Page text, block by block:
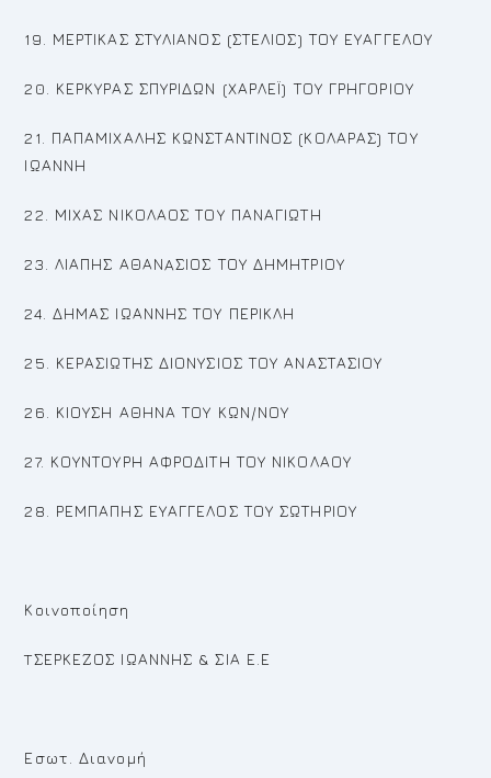
19. ΜΕΡΤΙΚΑΣ ΣΤΥΛΙΑΝΟΣ (ΣΤΕΛΙΟΣ) ΤΟΥ ΕΥΑΓΓΕΛΟΥ
20. ΚΕΡΚΥΡΑΣ ΣΠΥΡΙΔΩΝ (ΧΑΡΛΕΪ) ΤΟΥ ΓΡΗΓΟΡΙΟΥ
21. ΠΑΠΑΜΙΧΑΛΗΣ ΚΩΝΣΤΑΝΤΙΝΟΣ (ΚΟΛΑΡΑΣ) ΤΟΥ
ΙΩΑΝΝΗ
22. ΜΙΧΑΣ ΝΙΚΟΛΑΟΣ ΤΟΥ ΠΑΝΑΓΙΩΤΗ
23. ΛΙΑΠΗΣ ΑΘΑΝAΣΙΟΣ ΤΟΥ ΔΗΜΗΤΡΙΟΥ
24. ΔΗΜΑΣ ΙΩΑΝΝΗΣ ΤΟΥ ΠΕΡΙΚΛΗ
25. ΚΕΡΑΣΙΩΤΗΣ ΔΙΟΝΥΣΙΟΣ ΤΟΥ ΑΝΑΣΤΑΣΙΟΥ
26. ΚΙΟΥΣΗ ΑΘΗΝΑ ΤΟΥ ΚΩΝ/ΝΟΥ
27. ΚΟΥΝΤΟΥΡΗ ΑΦΡΟΔΙΤΗ ΤΟΥ ΝΙΚΟΛΑΟΥ
28. ΡΕΜΠΑΠΗΣ ΕΥΑΓΓΕΛΟΣ ΤΟΥ ΣΩΤΗΡΙΟΥ
Κοινοποίηση
TΣΕΡΚΕΖΟΣ ΙΩΑΝΝΗΣ & ΣΙΑ Ε.Ε
Εσωτ. Διανομή